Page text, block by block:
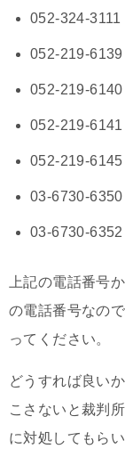
052-324-3111
052-219-6139
052-219-6140
052-219-6141
052-219-6145
03-6730-6350
03-6730-6352
上記の電話番号
の電話番号なの
ってください。
どうすれば良い
こさないと裁判
に対処してもらい